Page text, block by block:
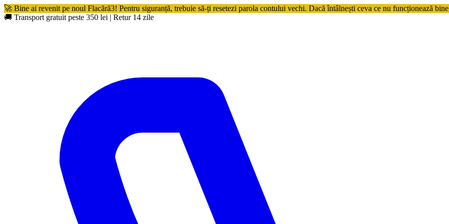
🚀 Bine ai revenit pe noul Flacără3! Pentru siguranță, trebuie să-ți resetezi parola contului vechi. Dacă întâlnești ceva ce nu funcționează
🚚 Transport gratuit peste 350 lei | Retur 14 zile